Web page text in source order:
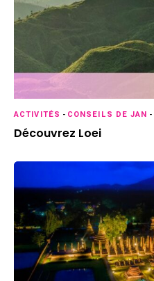
ACTIVITÉS - CONSEILS DE JAN -
Découvrez Loei